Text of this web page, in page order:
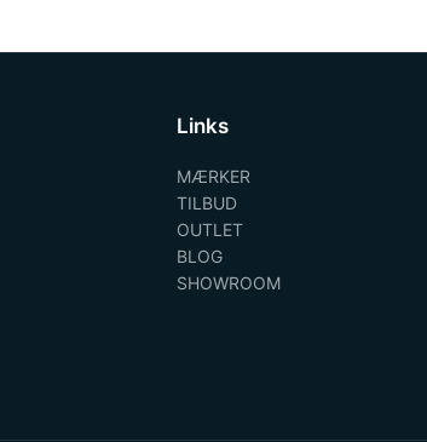
Links
MÆRKER
TILBUD
OUTLET
BLOG
SHOWROOM